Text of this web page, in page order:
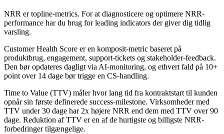
NRR er topline-metrics. For at diagnosticere og optimere NRR-
performance har du brug for leading indicators der giver dig tidlig
varsling.
Customer Health Score er en komposit-metric baseret på
produktbrug, engagement, support-tickets og stakeholder-feedback.
Den bør opdateres dagligt via AI-monitoring, og ethvert fald på 10+
point over 14 dage bør trigge en CS-handling.
Time to Value (TTV) måler hvor lang tid fra kontraktstart til kunden
opnår sin første definerede success-milestone. Virksomheder med
TTV under 30 dage har 2x højere NRR end dem med TTV over 90
dage. Reduktion af TTV er en af de hurtigste og billigste NRR-
forbedringer tilgængelige.